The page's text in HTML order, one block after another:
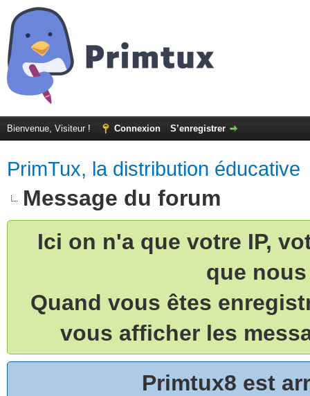
Bienvenue, Visiteur ! Connexion S’enregistrer
PrimTux, la distribution éducative
Message du forum
Ici on n'a que votre IP,
que
Quand vous êtes
vous afficher les
Primtux8 est